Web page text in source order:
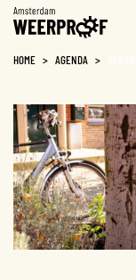
Weerproof
HOME > AGENDA >